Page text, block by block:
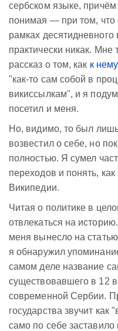
сербском языке,
понимая — при том, что
рамках десятидневного
практически никак.
рассказ о том, как к
"как-то сам собой в
викиссылкам", и я
посетил и меня.
Но, видимо, то был
возвестил о себе, но
полностью. Я сумел
переходов и понять,
Википедии.
Читая о политике в
отвлекаться на
меня вынесло на
я обнаружил
самом деле название
существовавшего в 12
современной Сербии.
государства звучит
само по себе заставило